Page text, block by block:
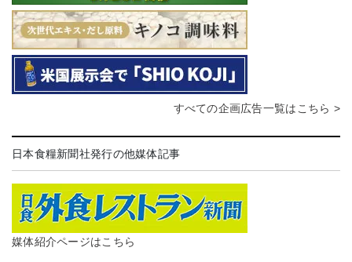
すべての企画広告一覧はこちら >
日本食糧新聞社発行の他媒体記事
媒体紹介ページはこちら